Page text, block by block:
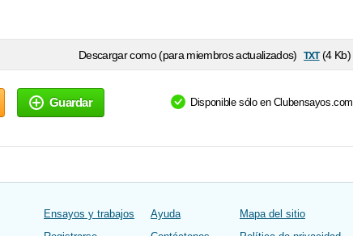
Descargar como (para miembros actualizados) txt(4 Kb)
Guardar Disponible sólo en Clubensayos.com
Ensayos y trabajos
Ayuda
Mapa del sitio